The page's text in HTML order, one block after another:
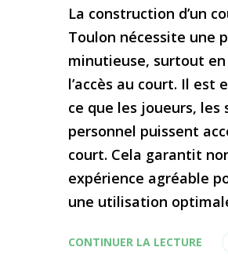
La construction d’un
Toulon nécessite une
minutieuse, surtout en
l’accès au court. Il est
ce que les joueurs,
personnel puissent
court. Cela garantit
expérience agréable
une utilisation
CONTINUER LA LECTURE